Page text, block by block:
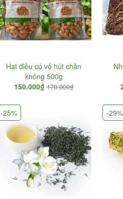
Hạt điều có vỏ hút chân
không 500g
150.000₫ 170.000₫
-25% -29%